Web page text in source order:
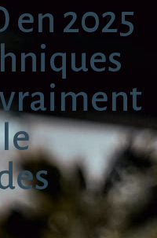
en 2025